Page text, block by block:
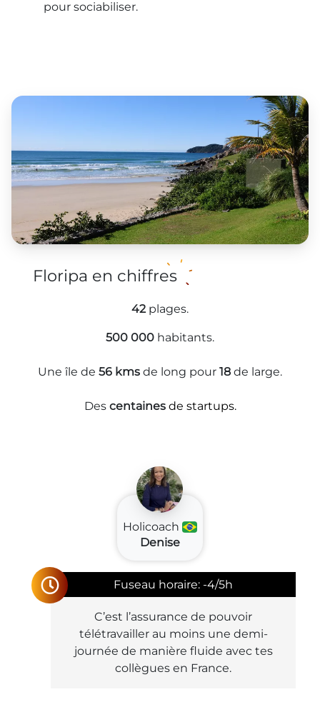
pour sociabiliser.
Floripa en chiffres
42plages.
500 000 habitants.
Une île de 56 kms de long pour 18 de large.
Des centaines de startups.
Holicoach
Denise
Fuseau horaire: -4/5h
C’est l’assurance de pouvoir
télétravailler au moins une demi-
journée de manière fluide avec tes
collègues en France.